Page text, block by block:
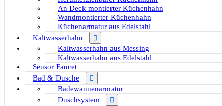
An Deck montierter Küchenhahn
Wandmontierter Küchenhahn
Küchenarmatur aus Edelstahl
Kaltwasserhahn
Kaltwasserhahn aus Messing
Kaltwasserhahn aus Edelstahl
Sensor Faucet
Bad & Dusche
Badewannenarmatur
Duschsystem